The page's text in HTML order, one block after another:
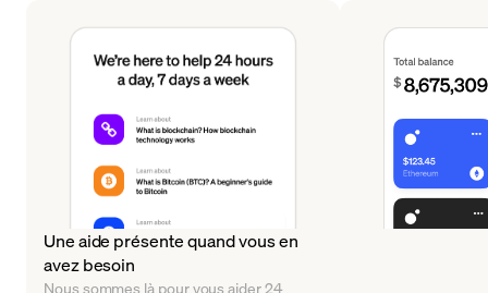
Une aide présente quand vous en
avez besoin
Nous sommes là pour vous aider 24